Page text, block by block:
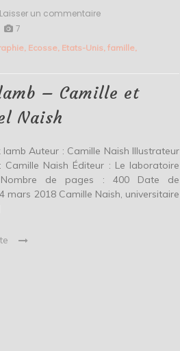
un commentaireon
–
Michael
Naish
7
, Ecosse, Etats-Unis, famille,
– Camille et
Naish
lamb Auteur : Camille Naish Illustrateur
Camille Naish Éditeur : Le laboratoire
Nombre de pages : 400 Date de
mars 2018 Camille Naish, universitaire